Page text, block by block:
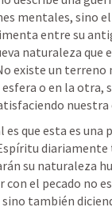
mentales, sino
entre su
naturaleza que
existe un
esfera o en la
nuestra
que esta es una
diariamente
su naturaleza
con el pecado no
sino también